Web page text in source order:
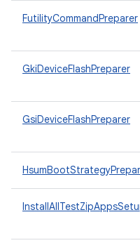
FutilityCommandPreparer
GkiDeviceFlashPreparer
GsiDeviceFlashPreparer